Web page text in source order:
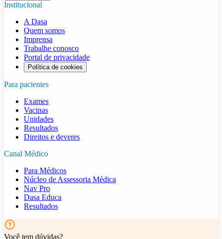
Institucional
A Dasa
Quem somos
Imprensa
Trabalhe conosco
Portal de privacidade
Política de cookies
Para pacientes
Exames
Vacinas
Unidades
Resultados
Direitos e deveres
Canal Médico
Para Médicos
Núcleo de Assessoria Médica
Nav Pro
Dasa Educa
Resultados
Você tem dúvidas?